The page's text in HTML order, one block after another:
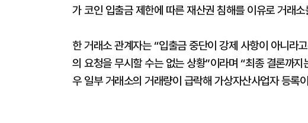
가 코인 입출금 제한에 따른 재산권 침해를 이유로 거래
한 거래소 관계자는 “입출금 중단이 강제 사항이 아니라
의 요청을 무시할 수는 없는 상황”이라며 “최종 결론까
우 일부 거래소의 거래량이 급락해 가상자산사업자 등록